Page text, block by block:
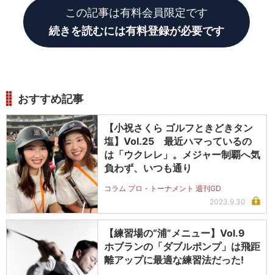
この記事は有料会員限定です
続きを読むには有料登録が必要です
おすすめ記事
【小祝さくら ゴルフときどきタン
塩】Vol.25 最近ハマっているの
は「ウクレレ」。メジャー制覇へ気
負わず、いつも通り
コラム プロ・トーナメント 週刊GD
2023.9.30
【練習場の“浦”メニュー】Vol.9
ホブランの「ダブルポンプ」は飛距
離アップに最適な練習法だった!